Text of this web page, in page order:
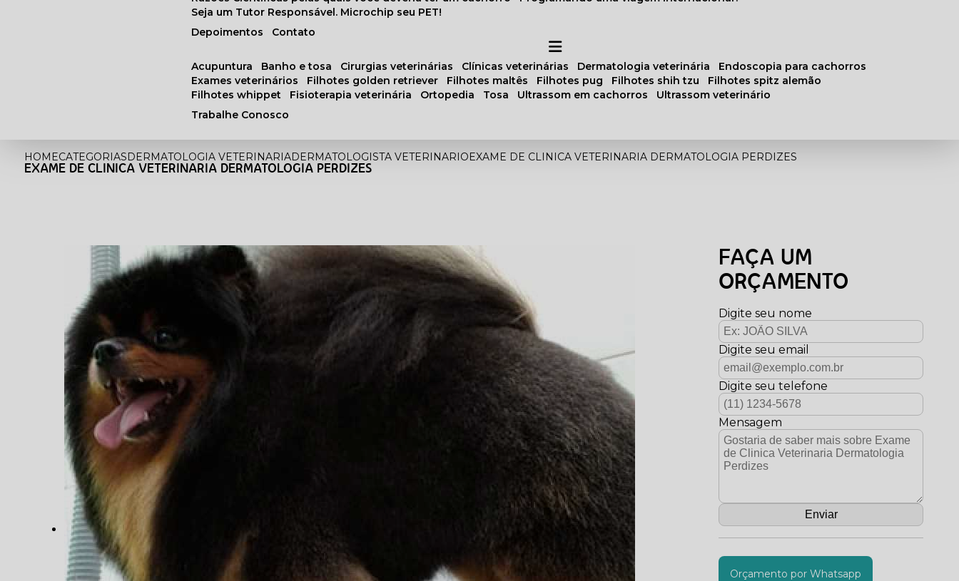
Depoimentos
Seja um Tutor Responsável. Microchip seu PET!
Contato
acupuntura banho e tosa cirurgias veterinárias clínicas veterinárias dermatologia veterinária
endoscopia para cachorros
exames veterinários
filhotes golden retriever filhotes maltês filhotes pug filhotes shih tzu
filhotes spitz alemão
filhotes whippet
fisioterapia veterinária ortopedia tosa ultrassom em cachorros
ultrassom veterinário
Trabalhe Conosco
HOMECATEGORIASDERMATOLOGIA VETERINARIADERMATOLOGISTA VETERINARIOEXAME DE CLINICA VETERINARIA DERMATOLOGIA PERDIZES
EXAME DE CLINICA VETERINARIA DERMATOLOGIA PERDIZES
FAÇA UM
ORÇAMENTO
Digite seu nome
Digite seu email
Digite seu telefone
Mensagem
Orçamento por Whatsapp